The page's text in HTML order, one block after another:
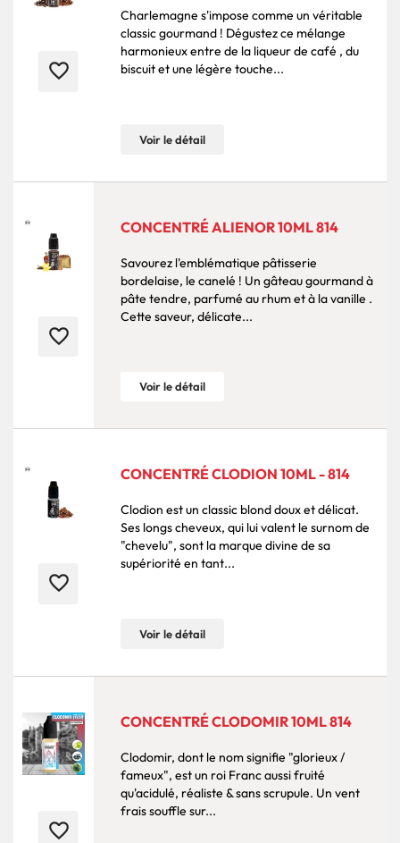
favorite_border
Charlemagne s'impose comme un véritable
classic gourmand ! Dégustez ce mélange
harmonieux entre de la liqueur de café , du
biscuit et une légère touche...
Voir le détail
favorite_border
CONCENTRÉ ALIENOR 10ML 814
Savourez l'emblématique pâtisserie
bordelaise, le canelé ! Un gâteau gourmand à
pâte tendre, parfumé au rhum et à la vanille .
Cette saveur, délicate...
Voir le détail
favorite_border
CONCENTRÉ CLODION 10ML - 814
Clodion est un classic blond doux et délicat.
Ses longs cheveux, qui lui valent le surnom de
"chevelu", sont la marque divine de sa
supériorité en tant...
Voir le détail
favorite_border
CONCENTRÉ CLODOMIR 10ML 814
Clodomir, dont le nom signifie "glorieux /
fameux", est un roi Franc aussi fruité
qu'acidulé, réaliste & sans scrupule. Un vent
frais souffle sur...